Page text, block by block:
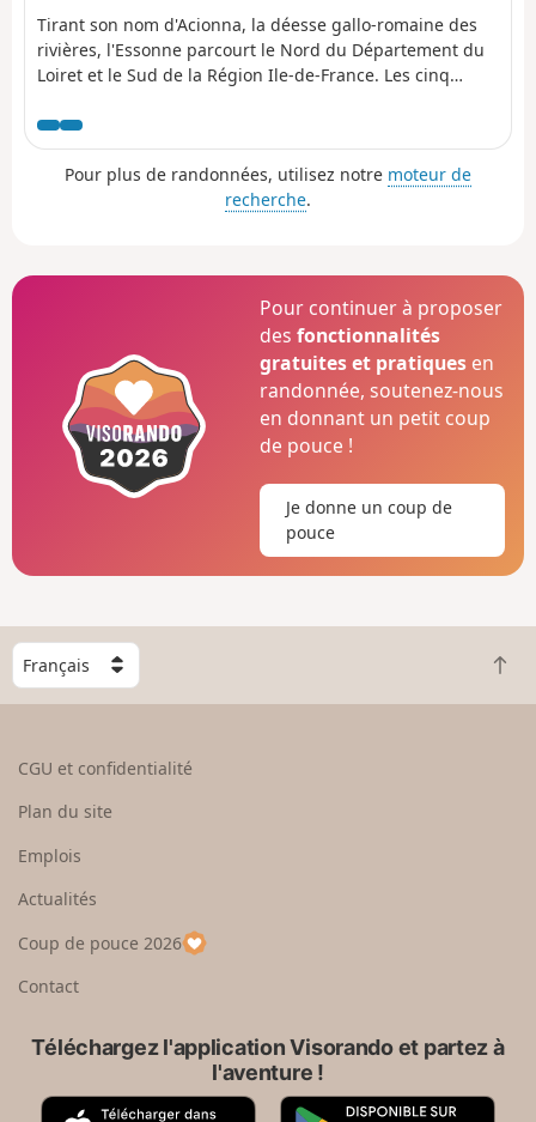
Tirant son nom d'Acionna, la déesse gallo-romaine des
rivières, l'Essonne parcourt le Nord du Département du
Loiret et le Sud de la Région Ile-de-France. Les cinq
quatre dernières le remontent. Ces neuf étapes sont
accessibles en train. Une étape, non accessible en train,
fait une boucle en amont. L'itinéraire alterne les chemins
le long de la rivière, les passages dans les bois et ceux
Pour plus de randonnées, utilisez notre moteur de
recherche.
Pour continuer à proposer
desfonctionnalités
gratuites et pratiques en
randonnée, soutenez-nous
en donnant un petit coup
de pouce !
Je donne un coup de
pouce
C
h
o
e
u
p
a
R
e
CGU et confidentialité
Plan du site
Emplois
Actualités
Coup de pouce 2026
Contact
Téléchargez l'application Visorando et partez à
l'aventure !
A
G